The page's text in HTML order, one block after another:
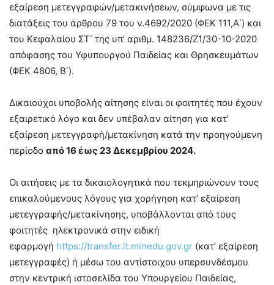
εξαίρεση μετεγγραφών/μετακινήσεων, σύμφωνα με τις
διατάξεις του άρθρου 79 του ν.4692/2020 (ΦΕΚ 111,Α΄) και
του Κεφαλαίου ΣΤ΄ της υπ’ αριθμ. 148236/Ζ1/30-10-2020
απόφασης του Υφυπουργού Παιδείας και Θρησκευμάτων
(ΦΕΚ 4806, Β΄).
Δικαιούχοι υποβολής αίτησης είναι οι φοιτητές που έχουν
εξαιρετικό λόγο και δεν υπέβαλαν αίτηση για κατ’
εξαίρεση μετεγγραφή/μετακίνηση κατά την προηγούμενη
περίοδο από 16 έως 23 Δεκεμβρίου 2024.
Οι αιτήσεις με τα δικαιολογητικά που τεκμηριώνουν τους
επικαλούμενους λόγους για χορήγηση κατ’ εξαίρεση
μετεγγραφής/μετακίνησης, υποβάλλονται από τους
φοιτητές ηλεκτρονικά στην ειδική
εφαρμογή https://transfer.it.minedu.gov.gr (κατ’ εξαίρεση
μετεγγραφές) ή μέσω του αντίστοιχου υπερσυνδέσμου
στην κεντρική ιστοσελίδα του Υπουργείου Παιδείας,